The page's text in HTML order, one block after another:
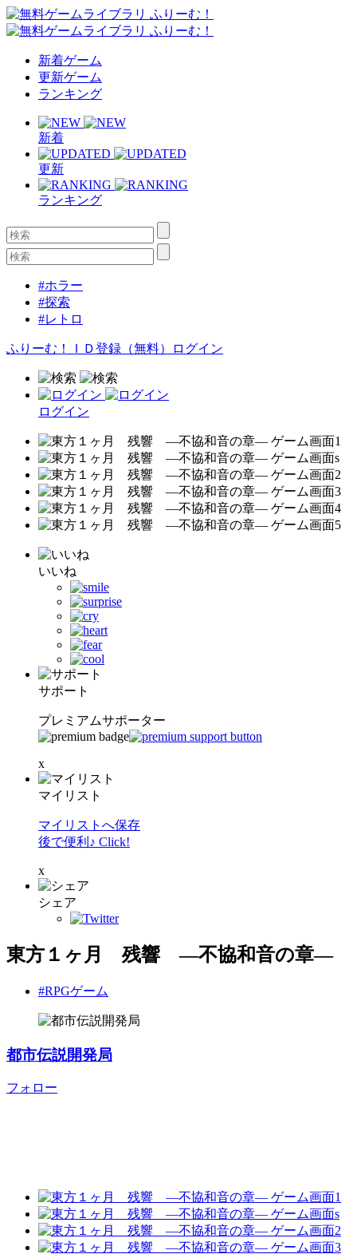
新着ゲーム
更新ゲーム
ランキング
新着
更新
ランキング
#ホラー
#探索
#レトロ
ふりーむ！ＩＤ登録（無料） ログイン
ログイン
いいね
サポート
プレミアムサポーター
x
マイリスト
マイリストへ保存
後で便利♪ Click!
x
シェア
東方１ヶ月 残響 ―不協和音の章―
#RPGゲーム
都市伝説開発局
フォロー